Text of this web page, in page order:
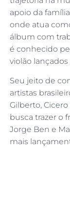
apoio da
onde atua
álbum com
é conhecido
violão lançados
Seu jeito de
artistas
Gilberto,
busca trazer o
Jorge Ben e
mais